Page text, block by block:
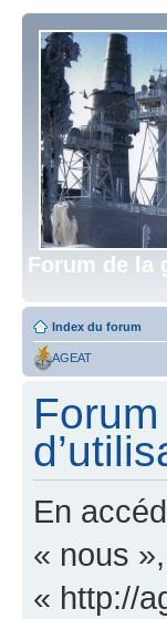
Forum de la
Index du forum
AGEAT
En
« nous
« http://